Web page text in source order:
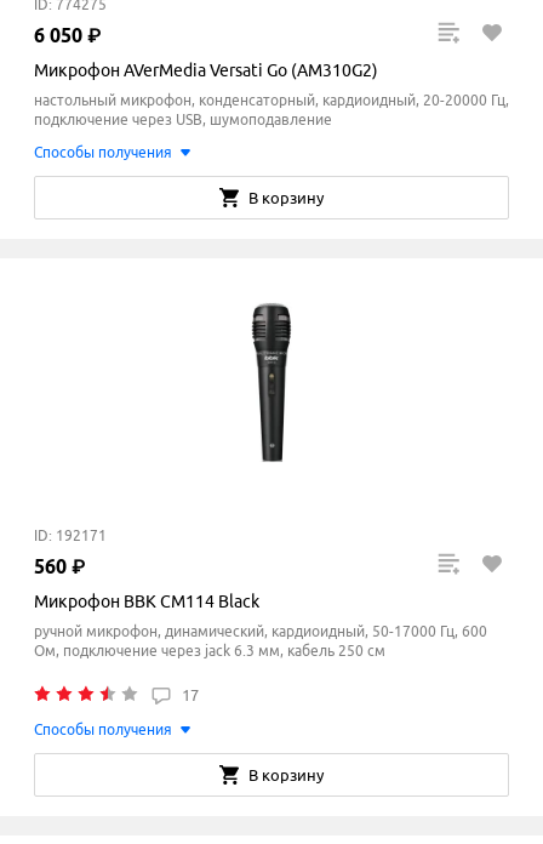
ID: 774275
6 050 ₽
Микрофон AVerMedia Versati Go (AM310G2)
настольный микрофон, конденсаторный, кардиоидный, 20-20000 Гц,
подключение через USB, шумоподавление
Способы получения
В корзину
ID: 192171
560 ₽
Микрофон BBK CM114 Black
ручной микрофон, динамический, кардиоидный, 50-17000 Гц, 600
Ом, подключение через jack 6.3 мм, кабель 250 см
17
Способы получения
В корзину